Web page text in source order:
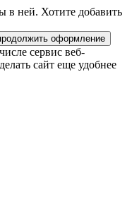
ней. Хотите добавить
оформление
сервис веб-
сайт еще удобнее